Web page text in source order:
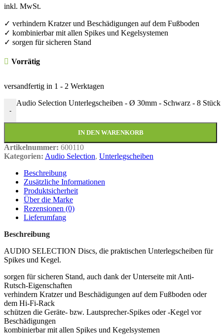
inkl. MwSt.
✓ verhindern Kratzer und Beschädigungen auf dem Fußboden
✓ kombinierbar mit allen Spikes und Kegelsystemen
✓ sorgen für sicheren Stand
Vorrätig
versandfertig in 1 - 2 Werktagen
-
Audio Selection Unterlegscheiben - Ø 30mm - Schwarz - 8
IN DEN WARENKORB
Artikelnummer: 600110
Kategorien: Audio Selection, Unterlegscheiben
Beschreibung
Zusätzliche Informationen
Produktsicherheit
Über die Marke
Rezensionen (0)
Lieferumfang
Beschreibung
AUDIO SELECTION Discs, die praktischen Unterlegscheiben für
Spikes und Kegel.
sorgen für sicheren Stand, auch dank der Unterseite mit Anti-
Rutsch-Eigenschaften
verhindern Kratzer und Beschädigungen auf dem Fußboden oder
dem Hi-Fi-Rack
schützen die Geräte- bzw. Lautsprecher-Spikes oder -Kegel vor
Beschädigungen
kombinierbar mit allen Spikes und Kegelsystemen